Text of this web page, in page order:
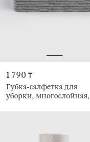
1 790 ₸
Губка-салфетка для
уборки, многослойная,